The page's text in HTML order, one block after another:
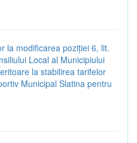
la modificarea poziției 6, lit.
Local al Municipiului
la stabilirea tarifelor
Municipal Slatina pentru